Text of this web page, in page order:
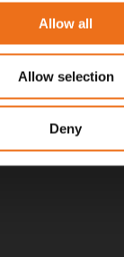
Allow all
Allow selection
Deny
tillval gäller vid köp
produkt, till